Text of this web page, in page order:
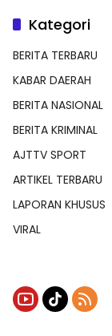
Kategori
BERITA TERBARU
KABAR DAERAH
BERITA NASIONAL
BERITA KRIMINAL
AJTTV SPORT
ARTIKEL TERBARU
LAPORAN KHUSUS
VIRAL